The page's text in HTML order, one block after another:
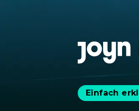
Einfach